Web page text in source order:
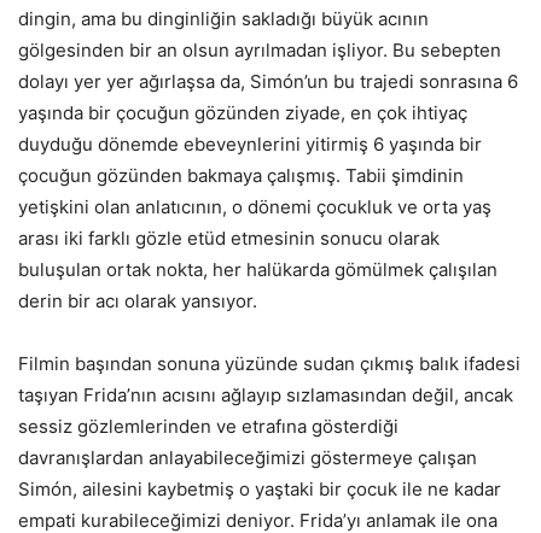
dingin, ama bu dinginliğin sakladığı büyük acının
gölgesinden bir an olsun ayrılmadan işliyor. Bu sebepten
dolayı yer yer ağırlaşsa da, Simón’un bu trajedi sonrasına 6
yaşında bir çocuğun gözünden ziyade, en çok ihtiyaç
duyduğu dönemde ebeveynlerini yitirmiş 6 yaşında bir
çocuğun gözünden bakmaya çalışmış. Tabii şimdinin
yetişkini olan anlatıcının, o dönemi çocukluk ve orta yaş
arası iki farklı gözle etüd etmesinin sonucu olarak
buluşulan ortak nokta, her halükarda gömülmek çalışılan
derin bir acı olarak yansıyor.
Filmin başından sonuna yüzünde sudan çıkmış balık ifadesi
taşıyan Frida’nın acısını ağlayıp sızlamasından değil, ancak
sessiz gözlemlerinden ve etrafına gösterdiği
davranışlardan anlayabileceğimizi göstermeye çalışan
Simón, ailesini kaybetmiş o yaştaki bir çocuk ile ne kadar
empati kurabileceğimizi deniyor. Frida’yı anlamak ile ona